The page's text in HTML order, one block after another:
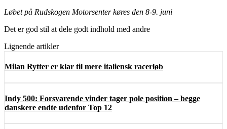
Løbet på Rudskogen Motorsenter køres den 8-9. juni
Det er god stil at dele godt indhold med andre
Lignende artikler
Milan Rytter er klar til mere italiensk racerløb
Indy 500: Forsvarende vinder tager pole position – begge
danskere endte udenfor Top 12